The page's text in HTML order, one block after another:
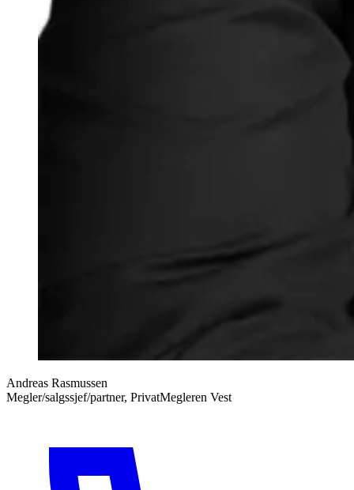
Andreas Rasmussen
Megler/salgssjef/partner, PrivatMegleren Vest